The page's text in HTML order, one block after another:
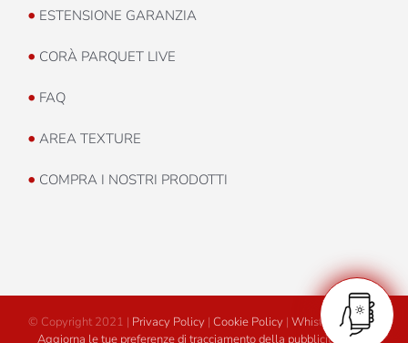
• ESTENSIONE GARANZIA
• CORÀ PARQUET LIVE
• FAQ
• AREA TEXTURE
• COMPRA I NOSTRI PRODOTTI
© Copyright 2021 | Privacy Policy | Cookie Policy | Whistleblowing
Aggiorna le tue preferenze di tracciamento della pubblicità
Area